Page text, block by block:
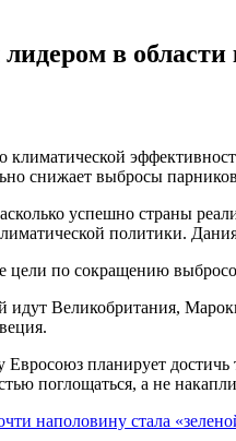
в
снижает выбросы
успешно страны
политики.
цели по сокращению
идут Великобритания,
Евросоюз планирует
поглощаться, а не
наполовину стала